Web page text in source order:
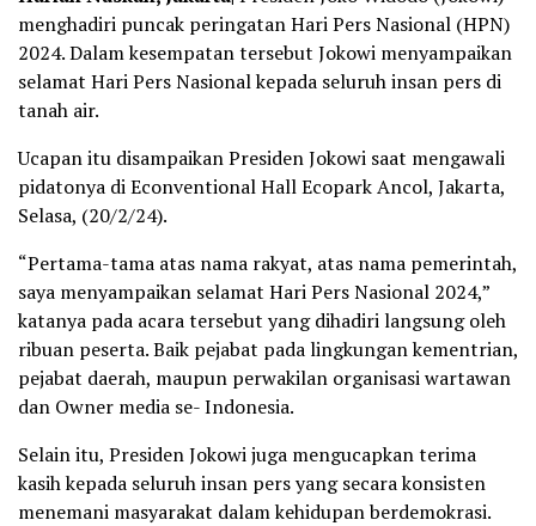
menghadiri puncak peringatan Hari Pers Nasional (HPN)
2024. Dalam kesempatan tersebut Jokowi menyampaikan
selamat Hari Pers Nasional kepada seluruh insan pers di
tanah air.
Ucapan itu disampaikan Presiden Jokowi saat mengawali
pidatonya di Econventional Hall Ecopark Ancol, Jakarta,
Selasa, (20/2/24).
“Pertama-tama atas nama rakyat, atas nama pemerintah,
saya menyampaikan selamat Hari Pers Nasional 2024,”
katanya pada acara tersebut yang dihadiri langsung oleh
ribuan peserta. Baik pejabat pada lingkungan kementrian,
pejabat daerah, maupun perwakilan organisasi wartawan
dan Owner media se- Indonesia.
Selain itu, Presiden Jokowi juga mengucapkan terima
kasih kepada seluruh insan pers yang secara konsisten
menemani masyarakat dalam kehidupan berdemokrasi.